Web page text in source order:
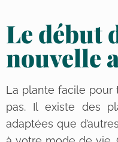
Le début
nouvelle
La plante facile pour
pas. Il existe des
adaptées que